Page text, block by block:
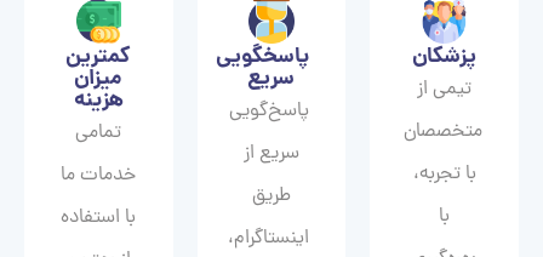
پزشکان
تیمی از
متخصصان
با تجربه،
با
پاسخگویی
سریع
پاسخ‌گویی
سریع از
طریق
اینستاگرام،
کمترین
میزان
هزینه
تمامی
خدمات ما
با استفاده